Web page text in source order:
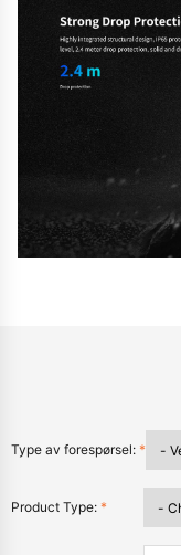
Type av forespørsel: *
Product Type: *